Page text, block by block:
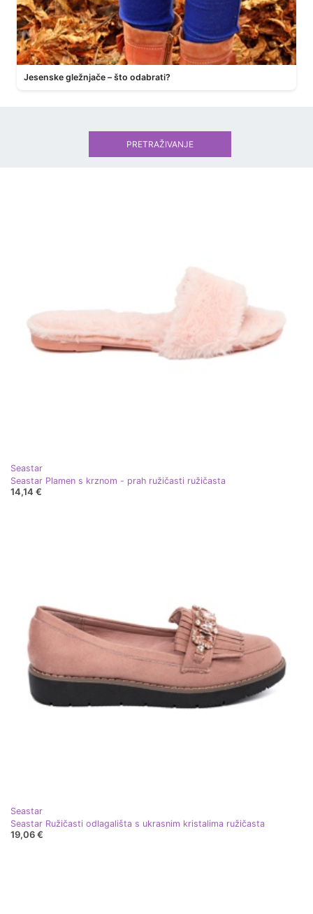
Jesenske gležnjače – što odabrati?
Seastar
Seastar Plamen s krznom - prah ružičasti ružičasta
14,14 €
Seastar
Seastar Ružičasti odlagališta s ukrasnim kristalima ružičasta
19,06 €
PRETRAŽIVANJE